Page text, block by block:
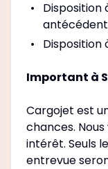
Disposition
Disposition
Important à
Cargojet est
chances.
intérêt. Seuls
entrevue